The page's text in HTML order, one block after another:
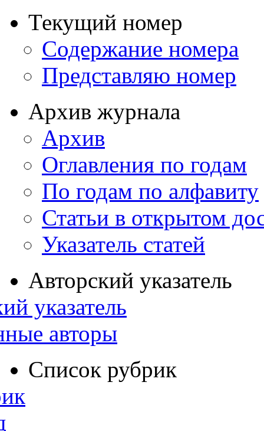
Текущий номер
Содержание номера
Представляю номер
Архив журнала
Архив
Оглавления по годам
По годам по алфавиту
Статьи в открытом
Указатель статей
Авторский указатель
указатель
авторы
Список рубрик